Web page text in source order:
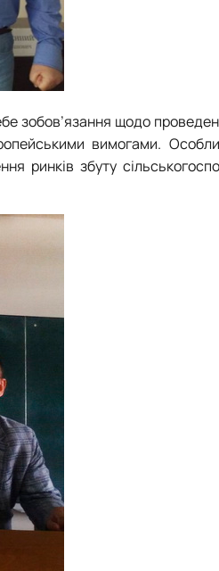
зобов’язання щодо
вимогами.
ринків збуту